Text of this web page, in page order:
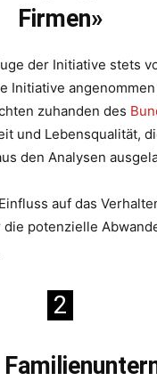
Firmen»
der Initiative stets
Initiative
zuhanden des
und Lebensqualität,
den Analysen
auf das
potenzielle
2